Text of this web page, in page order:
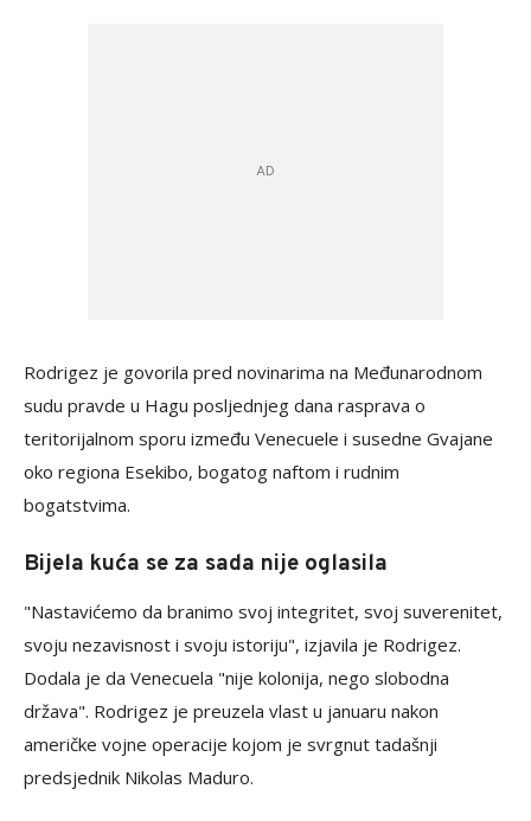
Rodrigez je govorila pred novinarima na Međunarodnom
sudu pravde u Hagu posljednjeg dana rasprava o
teritorijalnom sporu između Venecuele i susedne Gvajane
oko regiona Esekibo, bogatog naftom i rudnim
bogatstvima.
Bijela kuća se za sada nije oglasila
"Nastavićemo da branimo svoj integritet, svoj suverenitet,
svoju nezavisnost i svoju istoriju", izjavila je Rodrigez.
Dodala je da Venecuela "nije kolonija, nego slobodna
država". Rodrigez je preuzela vlast u januaru nakon
američke vojne operacije kojom je svrgnut tadašnji
predsjednik Nikolas Maduro.